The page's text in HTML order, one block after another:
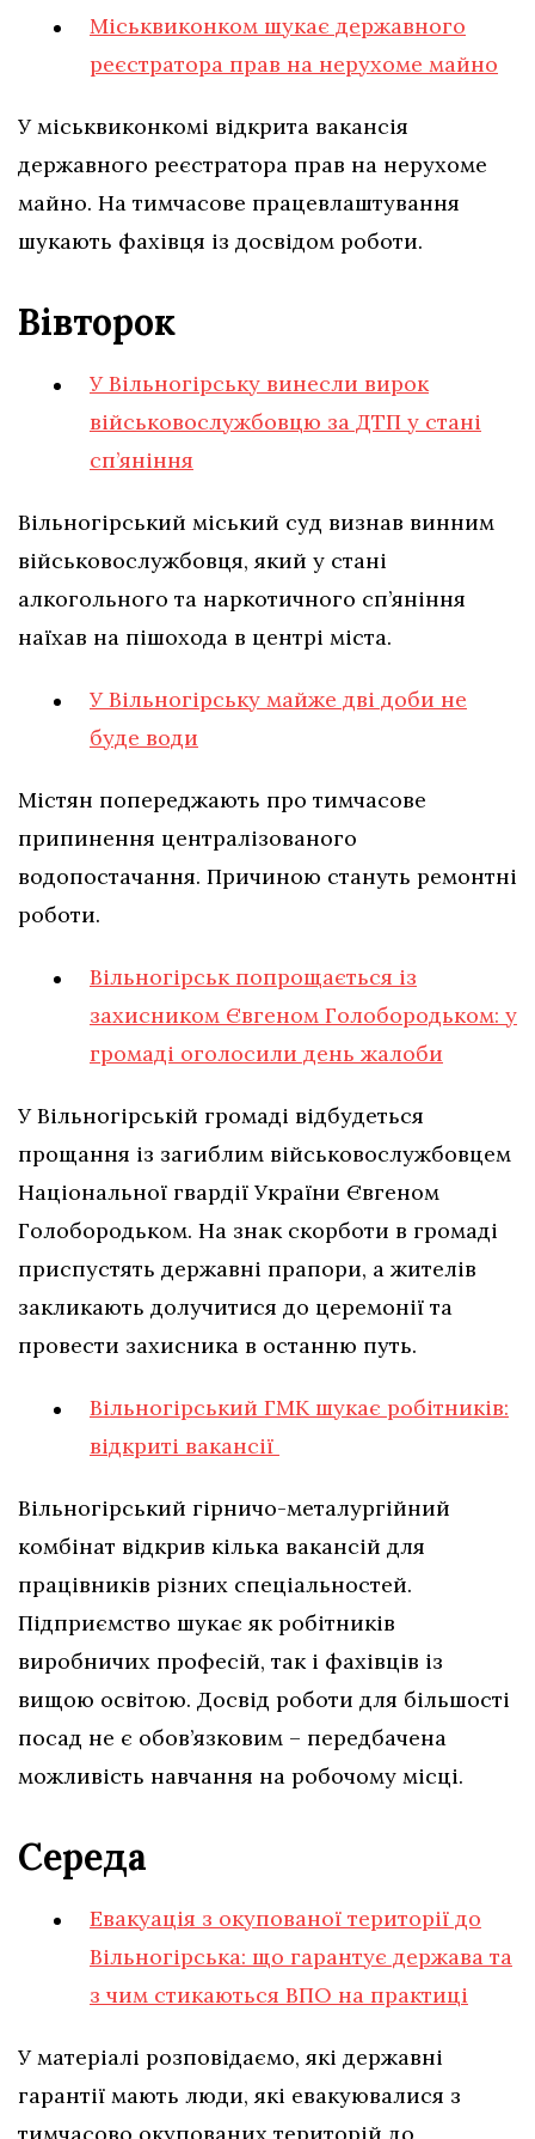
Міськвиконком шукає державного
реєстратора прав на нерухоме майно
У міськвиконкомі відкрита вакансія
державного реєстратора прав на нерухоме
майно. На тимчасове працевлаштування
шукають фахівця із досвідом роботи.
Вівторок
У Вільногірську винесли вирок
військовослужбовцю за ДТП у стані
сп’яніння
Вільногірський міський суд визнав винним
військовослужбовця, який у стані
алкогольного та наркотичного сп’яніння
наїхав на пішохода в центрі міста.
У Вільногірську майже дві доби не
буде води
Містян попереджають про тимчасове
припинення централізованого
водопостачання. Причиною стануть ремонтні
роботи.
Вільногірськ попрощається із
захисником Євгеном Голобородьком: у
громаді оголосили день жалоби
У Вільногірській громаді відбудеться
прощання із загиблим військовослужбовцем
Національної гвардії України Євгеном
Голобородьком. На знак скорботи в громаді
приспустять державні прапори, а жителів
закликають долучитися до церемонії та
провести захисника в останню путь.
Вільногірський ГМК шукає робітників:
відкриті вакансії
Вільногірський гірничо-металургійний
комбінат відкрив кілька вакансій для
працівників різних спеціальностей.
Підприємство шукає як робітників
виробничих професій, так і фахівців із
вищою освітою. Досвід роботи для більшості
посад не є обов’язковим – передбачена
можливість навчання на робочому місці.
Середа
Евакуація з окупованої території до
Вільногірська: що гарантує держава та
з чим стикаються ВПО на практиці
У матеріалі розповідаємо, які державні
гарантії мають люди, які евакуювалися з